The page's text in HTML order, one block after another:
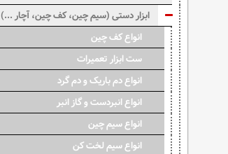
ابزار دستی (سیم چین، کف چین، آچار ...)
انواع کف چین
ست ابزار تعمیرات
انواع دم باریک و دم گرد
انواع انبردست و گاز انبر
انواع سیم چین
انواع سیم لخت کن